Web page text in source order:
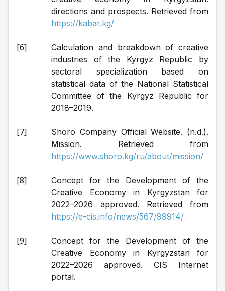
https://kabar.kg/
Calculation and breakdown of creative
industries of the Kyrgyz Republic by
sectoral specialization based on
statistical data of the National Statistical
Committee of the Kyrgyz Republic for
2018–2019.
Shoro Company Official Website. (n.d.).
https://www.shoro.kg/ru/about/mission/
Concept for the Development of the
Creative Economy in Kyrgyzstan for
https://e-cis.info/news/567/99914/
Concept for the Development of the
Creative Economy in Kyrgyzstan for
2022–2026 approved. CIS Internet
portal.